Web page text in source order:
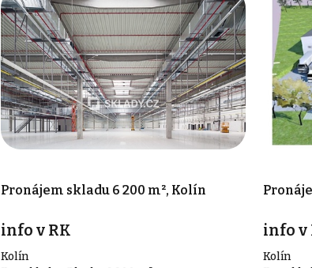
Pronájem skladu 6 200 m², Kolín
info v RK
Kolín
info v
Kolín